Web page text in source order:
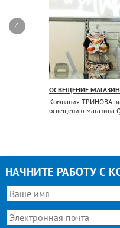
ОСВЕЩЕНИЕ
Компания ТРИНОВА
освещению магазина
НАЧНИТЕ РАБОТУ С